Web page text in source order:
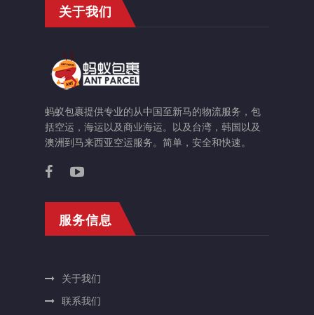
关于我们
蚂蚁包裹提供专业的从中国至新马的物流服务，包
括空运，海运以及商业海运。以及台湾，韩国以及
澳洲到马来西亚空运服务。简单，安全和快速。
服务信息
关于我们
联系我们